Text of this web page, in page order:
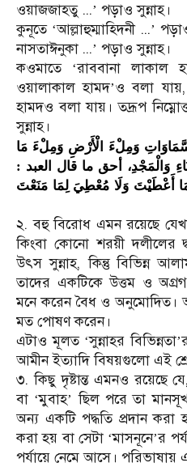
ওয়াজজাহতু ...’ পড়াও সুন্নাহ।
কুনূতে ‘আল্লাহুম্মাহ্দিনী ...’
নাসতাঈনুকা ...’ পড়াও সুন্নাহ।
কওমাতে
‘রাববানা লাকাল
ওয়ালাকাল হামদ’ও বলা যায়,
হামদও বলা যায়। তদ্রূপ
সুন্নাহ।
وَمِلْءَ الْأَرْضِ وَمِلْءَ مَا
وَالْمَجْدِ، أحق ما قال العبد :
لِمَا أَعْطَيْتَ وَلَا مُعْطِيَ لِمَا مَنَعْتَ
২. বহু বিরোধ এমন রয়েছে
কিংবা কোনো শরয়ী দলীলের
উৎস সুন্নাহ, কিন্তু বিভিন্ন
তাদের একটিকে উত্তম ও
মনে করেন বৈধ ও অনুমোদিত।
মত পোষণ করেন।
এটাও মূলত ‘সুন্নাহর বিভিন্নতা’
আমীন ইত্যাদি বিষয়গুলো এই
৩. কিছু দৃষ্টান্ত এমনও রয়েছে
বা ‘মুবাহ’ ছিল পরে তা
অন্য একটি পদ্ধতি প্রদান করা
করা হয় বা সেটা ‘মাসনূনে’র
পর্যায়ে নেমে আসে।